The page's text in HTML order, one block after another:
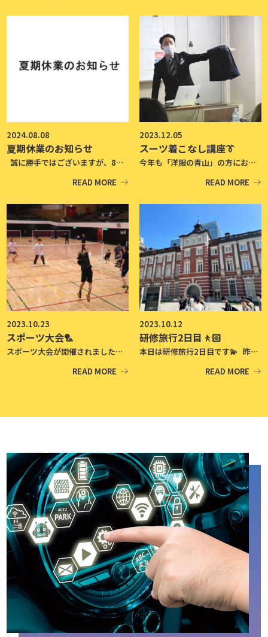
2024.08.08
夏期休業のお知らせ
誠に勝手ではございますが、8月11日(日)～18日(日)は夏期休業とさせていただきます。 この期間中は電話対応も行っておりませんので、予めご了承ください。
READ MORE
2023.12.05
スーツ着こなし講座👔
今年も「洋服の青山」の方にお越しいただき、 次年度卒業年次生のスーツ着こなし講座が開催されました😊 年明けから就職活動が本格的に始まり、 スーツを着る機会が増えます。 就職活動では見た目の清潔感が重要になってくるため、 正しいサイズのスーツを正しく着こなすことが大切です✅ ネクタイの締め方や、企業に入る際のコートを脱ぐタイミングや畳み方を実演で学びました。 既にスーツを購入した学生や、これから購入する学生もいますが、 みなさん真剣に講師の方の話を聞いていました📝 今回学んだことを活かして、来年の就職活動頑張りましょう！
READ MORE
2023.10.23
スポーツ大会🏸
スポーツ大会が開催されました💪🏻🌟 コロナ禍だったこともあり、約4年ぶりの開催です❕ 今回は学生たちの多数決により、バドミントンを行いました🏸 全てダブルス戦です🧑🏻‍🤝‍🧑🏻 始めはリーグ戦を行い、 リーグ優勝したペアがトーナメントに勝ち進みます！ 白熱した試合が繰り広げられました🔥🔥 リーグは、クラスごとではなくクラス学年関係なくランダムで組まれたため、 普段あまり接することのない学生同士が接する機会となりました🤝🏻 優勝したペアは、高度情報システム科の2年生です🏆 おめでとうございます👏🏻🎉 最後は掃除もきっちり行いました🧹 みなさんスポーツ大会を楽しめたでしょうか？ 今回のスポーツ大会を機に、 学生同士の輪が広がると嬉しいです🌞
READ MORE
2023.10.12
研修旅行2日目🚶🏻
本日は研修旅行2日目です💫 昨晩はホテルでコース料理を食べ、 緊張しながらも美味しさを味わっていました🍽️ 初日の夜はよく眠れたでしょうか😴？ 2日目は一社、企業見学をさせていただきました。 学生たちは真剣にメモを取りながらお話を聞いていました📝 その後は自由行動でした🚶🏻🚶🏻‍♂️ 東京に来たのが久々な学生も多くいたため、 より楽しめたと思います😊❕ 明日はいよいよ最終日です！ 最終日も怪我無く、楽しく過ごしましょう🌟
READ MORE